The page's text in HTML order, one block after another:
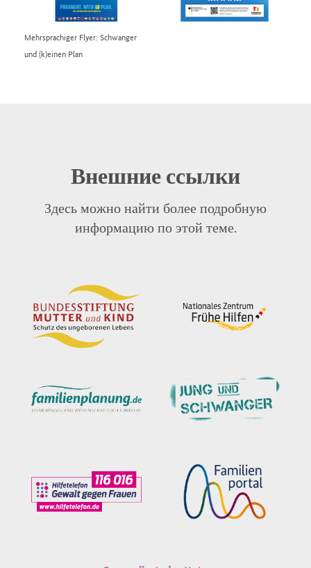
Mehrsprachiger Flyer: Schwanger
und (k)einen Plan
Внешние ссылки
Здесь можно найти более подробную
информацию по этой теме.